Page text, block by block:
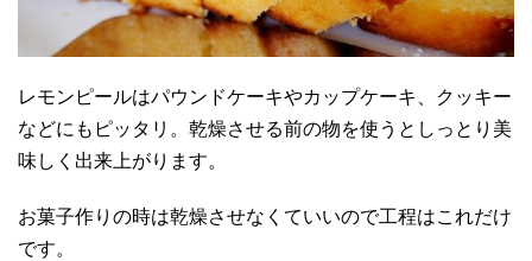
レモンピールはパウンドケーキやカップケーキ、クッキー
などにもピッタリ。乾燥させる前の物を使うとしっとり美
味しく出来上がります。
お菓子作りの時は乾燥させなくていいので工程はこれだけ
です。